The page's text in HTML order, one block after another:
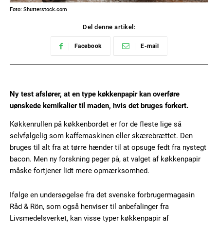
Foto: Shutterstock.com
Del denne artikel:
Facebook E-mail
Ny test afslører, at en type køkkenpapir kan overføre
uønskede kemikalier til maden, hvis det bruges forkert.
Køkkenrullen på køkkenbordet er for de fleste lige så
selvfølgelig som kaffemaskinen eller skærebrættet. Den
bruges til alt fra at tørre hænder til at opsuge fedt fra nystegt
bacon. Men ny forskning peger på, at valget af køkkenpapir
måske fortjener lidt mere opmærksomhed.
Ifølge en undersøgelse fra det svenske forbrugermagasin
Råd & Rön, som også henviser til anbefalinger fra
Livsmedelsverket, kan visse typer køkkenpapir af